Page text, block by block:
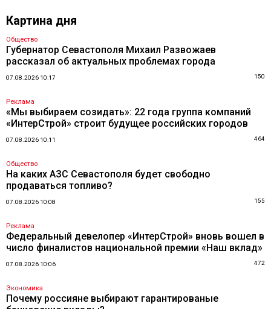
Картина дня
Общество
Губернатор Севастополя Михаил Развожаев
рассказал об актуальных проблемах города
07.08.2026 10:17 150
Реклама
«Мы выбираем созидать»: 22 года группа компаний
«ИнтерСтрой» строит будущее российских городов
07.08.2026 10:11 464
Общество
На каких АЗС Севастополя будет свободно
продаваться топливо?
07.08.2026 10:08 155
Реклама
Федеральный девелопер «ИнтерСтрой» вновь вошел в
число финалистов национальной премии «Наш вклад»
07.08.2026 10:06 472
Экономика
Почему россияне выбирают гарантированые